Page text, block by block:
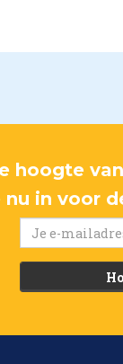
hoogte
nu in voor